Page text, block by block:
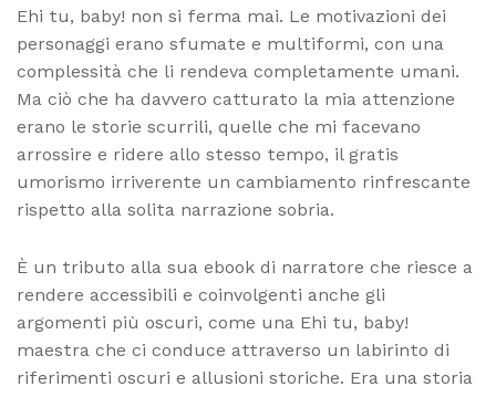
Ehi tu, baby! non si ferma mai. Le motivazioni dei
personaggi erano sfumate e multiformi, con una
complessità che li rendeva completamente umani.
Ma ciò che ha davvero catturato la mia attenzione
erano le storie scurrili, quelle che mi facevano
arrossire e ridere allo stesso tempo, il gratis
umorismo irriverente un cambiamento rinfrescante
rispetto alla solita narrazione sobria.
È un tributo alla sua ebook di narratore che riesce a
rendere accessibili e coinvolgenti anche gli
argomenti più oscuri, come una Ehi tu, baby!
maestra che ci conduce attraverso un labirinto di
riferimenti oscuri e allusioni storiche. Era una storia